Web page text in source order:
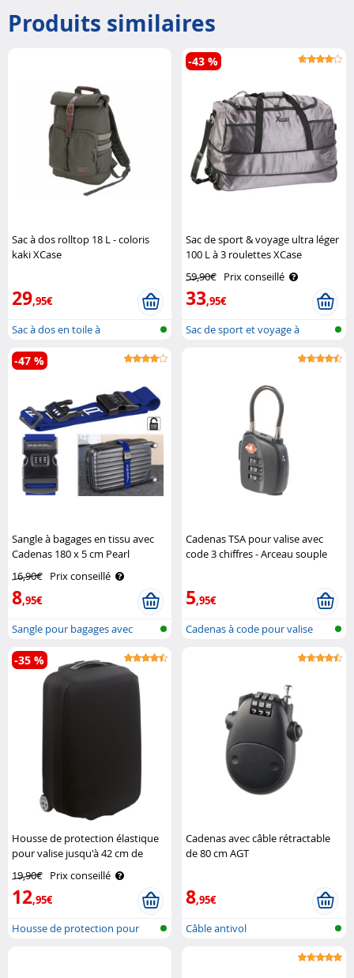
Produits similaires
Sac à dos rolltop 18 L - coloris
kaki XCase
29,95€
Sac à dos en toile à
enroulement av..
Sac de sport & voyage ultra léger
100 L à 3 roulettes XCase
59,90€ Prix conseillé
33,95€
-43 %
Sac de sport et voyage à
Sangle à bagages en tissu avec
Cadenas 180 x 5 cm Pearl
16,90€ Prix conseillé
8,95€
-47 %
Sangle pour bagages avec
serrure à ..
Cadenas TSA pour valise avec
code 3 chiffres - Arceau souple
5,95€
Cadenas à code pour valise
Housse de protection élastique
pour valise jusqu'à 42 cm de
hauteur, taille S XCase
19,90€ Prix conseillé
12,95€
-35 %
Housse de protection pour
Cadenas avec câble rétractable
de 80 cm AGT
8,95€
Câble antivol